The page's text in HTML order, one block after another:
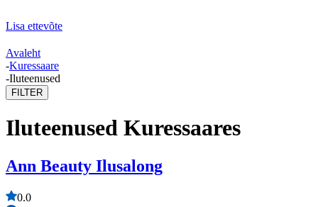
Lisa ettevõte
Avaleht
-Kuressaare
-Iluteenused
FILTER
Iluteenused Kuressaares
Ann Beauty Ilusalong
0.0